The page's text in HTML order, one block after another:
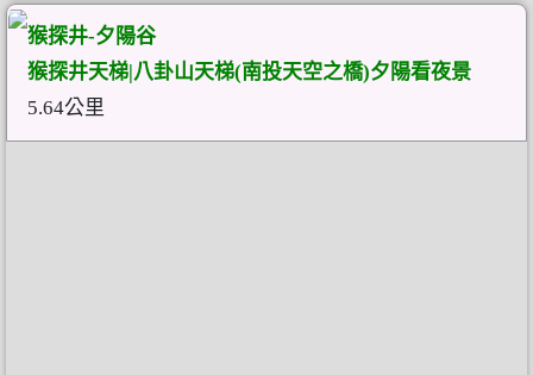
猴探井-夕陽谷
猴探井天梯|八卦山天梯(南投天空之橋)夕陽看夜景
5.64公里